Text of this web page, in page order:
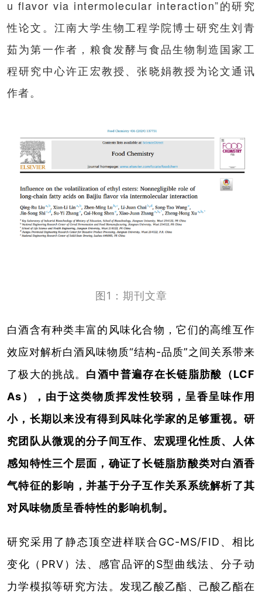
u flavor via intermolecular interaction”的研究
性论文。江南大学生物工程学院博士研究生刘青
茹为第一作者，粮食发酵与食品生物制造国家工
程研究中心许正宏教授、张晓娟教授为论文通讯
作者。
图1：期刊文章
白酒含有种类丰富的风味化合物，它们的高维互作
效应对解析白酒风味物质“结构-品质”之间关系带来
了极大的挑战。 白酒中普遍存在长链脂肪酸（LCF
As），由于这类物质挥发性较弱，呈香呈味作用
小，长期以来没有得到风味化学家的足够重视。研
究团队从微观的分子间互作、宏观理化性质、人体
感知特性三个层面，确证了长链脂肪酸类对白酒香
气特征的影响，并基于分子互作关系系统解析了其
对风味物质呈香特性的影响机制。
研究采用了静态顶空进样联合GC-MS/FID、相比
变化（PRV）法、感官品评的S型曲线法、分子动
力学模拟等研究方法。发现乙酸乙酯、己酸乙酯在